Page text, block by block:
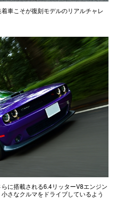
車こそが復刻モデルのリアルチャレ
に搭載される6.4リッターV8エンジン
さなクルマをドライブしているよう